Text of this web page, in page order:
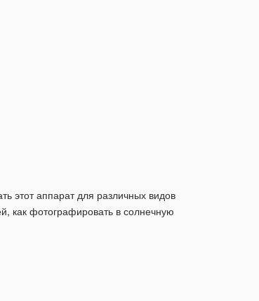
этот аппарат для различных видов
как фотографировать в солнечную